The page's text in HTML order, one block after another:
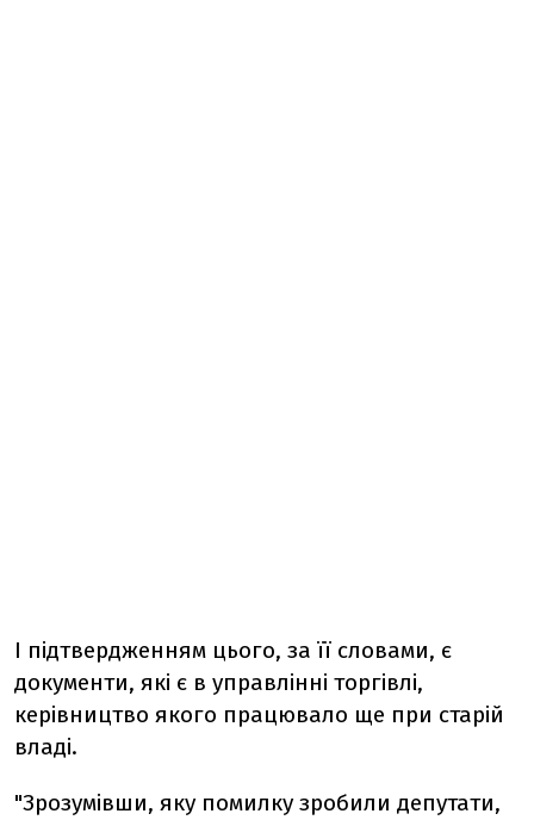
І підтвердженням цього, за її словами, є
документи, які є в управлінні торгівлі,
керівництво якого працювало ще при старій
владі.
"Зрозумівши, яку помилку зробили депутати,